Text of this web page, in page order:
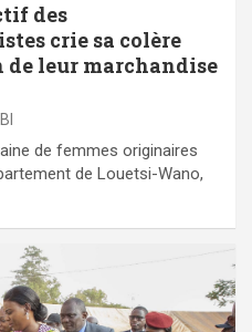
des
crie sa colère
de leur marchandise
de femmes originaires
de Louetsi-Wano,